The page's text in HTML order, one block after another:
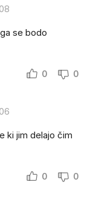
se bodo
0 0
ki jim delajo čim
0 0